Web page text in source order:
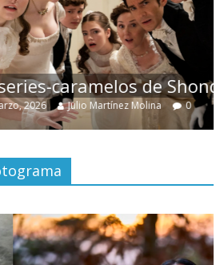
de Shondaland
Martínez Molina 0